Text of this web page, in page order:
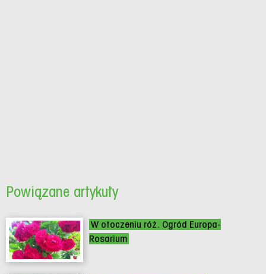
Powiązane artykuły
W otoczeniu róż. Ogród Europa-
Rosarium